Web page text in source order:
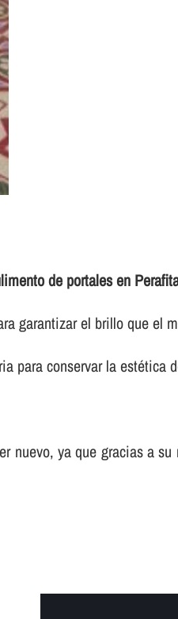
de portales en
garantizar el brillo que el
para conservar la estética
ya que gracias a